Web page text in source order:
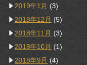
2019年1月 (3)
2018年12月 (5)
2018年11月 (3)
2018年10月 (1)
2018年9月 (4)